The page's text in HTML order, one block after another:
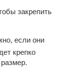
закрепить
если они
крепко